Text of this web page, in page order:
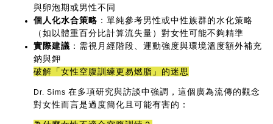
與卵泡期或男性不同
個人化水合策略 ：單純參考男性或中性族群的水化策略
（如以體重百分比計算流失量）對女性可能不夠精準
實際建議 ：需視月經階段、運動強度與環境溫度額外補充
鈉與鉀
破解「女性空腹訓練更易燃脂」的迷思
Dr. Sims 在多項研究與訪談中強調，這個廣為流傳的觀念
對女性而言是過度簡化且可能有害的：